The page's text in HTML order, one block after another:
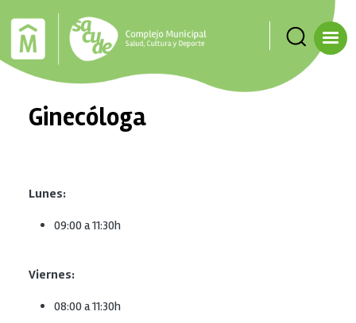
Pasar al contenido principal
Ginecóloga
Lunes:
09:00 a 11:30h
Viernes:
08:00 a 11:30h